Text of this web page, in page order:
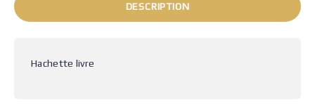
DESCRIPTION
Hachette livre